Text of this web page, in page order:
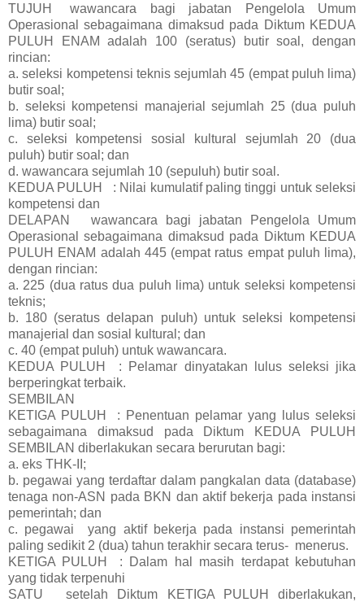
TUJUH
wawancara bagi jabatan Pengelola Umum
Operasional sebagaimana dimaksud pada Diktum KEDUA
PULUH ENAM adalah 100 (seratus) butir soal, dengan
rincian:
a. seleksi kompetensi teknis sejumlah 45 (empat puluh lima)
butir soal;
b. seleksi kompetensi manajerial sejumlah 25 (dua puluh
lima) butir soal;
c.
seleksi kompetensi sosial kultural sejumlah 20 (dua
puluh) butir soal; dan
d. wawancara sejumlah 10 (sepuluh) butir soal.
KEDUA PULUH
: Nilai kumulatif paling tinggi untuk seleksi
kompetensi dan
DELAPAN
wawancara bagi jabatan Pengelola Umum
Operasional sebagaimana dimaksud pada Diktum KEDUA
PULUH ENAM adalah 445 (empat ratus empat puluh lima),
dengan rincian:
a. 225 (dua ratus dua puluh lima) untuk seleksi kompetensi
teknis;
b. 180 (seratus delapan puluh) untuk seleksi kompetensi
manajerial dan sosial kultural; dan
c. 40 (empat puluh) untuk wawancara.
KEDUA PULUH
: Pelamar dinyatakan lulus seleksi jika
berperingkat terbaik.
SEMBILAN
KETIGA PULUH
: Penentuan pelamar yang lulus seleksi
sebagaimana dimaksud pada Diktum KEDUA PULUH
SEMBILAN diberlakukan secara berurutan bagi:
a. eks THK-II;
b. pegawai yang terdaftar dalam pangkalan data (database)
tenaga non-ASN pada BKN dan aktif bekerja pada instansi
pemerintah; dan
c. pegawai yang aktif bekerja pada instansi pemerintah
paling sedikit 2 (dua) tahun terakhir secara terus- menerus.
KETIGA PULUH
: Dalam hal masih terdapat kebutuhan
yang tidak terpenuhi
SATU
setelah Diktum KETIGA PULUH diberlakukan,